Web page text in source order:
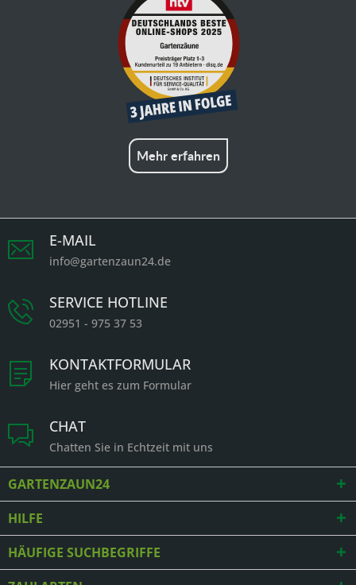
Mehr erfahren
E-MAIL
info@gartenzaun24.de
SERVICE HOTLINE
02951 - 975 37 53
KONTAKTFORMULAR
Hier geht es zum Formular
CHAT
Chatten Sie in Echtzeit mit uns
GARTENZAUN24
HILFE
HÄUFIGE SUCHBEGRIFFE